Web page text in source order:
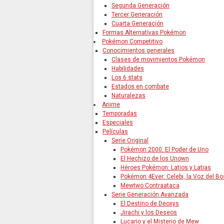
Segunda Generación
Tercer Generación
Cuarta Generación
Formas Alternativas Pokémon
Pokémon Competitivo
Conocimientos generales
Clases de movimientos Pokémon
Habilidades
Los 6 stats
Estados en combate
Naturalezas
Anime
Temporadas
Especiales
Películas
Serie Original
Pokémon 2000: El Poder de Uno
El Hechizo de los Unown
Héroes Pokémon: Latios y Latias
Pokémon 4Ever: Celebi, la Voz del
Mewtwo Contraataca
Serie Generación Avanzada
El Destino de Deoxys
Jirachi y los Deseos
Lucario y el Misterio de Mew